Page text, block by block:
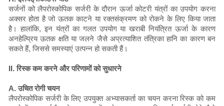
सर्जनों को लैपरोस्कोपिक सर्जरी के दौरान ऊर्जा कोटरी यंत्रों का उपयोग करना
अक्सर होता है जो ऊतक काटने या रक्तसंक्रमण को रोकने के लिए किया जाता
है। हालांकि, इन यंत्रों का गलत उपयोग या खराबी नियंत्रित ऊर्जा के कारण
अनहेल्प्रिय ऊतक क्षति या जलने जैसे अप्रत्याशित तंत्रिका हानि का कारण बन
सकते हैं, जिससे समस्याएं उत्पन्न हो सकती हैं।
II. रिस्क कम करने और परिणामों को सुधारने
A. उचित रोगी चयन
लैपरोस्कोपिक सर्जरी के लिए उपयुक्त अभ्यासकर्ता का चयन करना रिस्क को कम